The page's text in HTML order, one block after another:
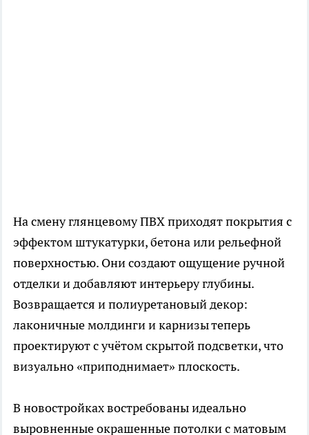
На смену глянцевому ПВХ приходят покрытия с
эффектом штукатурки, бетона или рельефной
поверхностью. Они создают ощущение ручной
отделки и добавляют интерьеру глубины.
Возвращается и полиуретановый декор:
лаконичные молдинги и карнизы теперь
проектируют с учётом скрытой подсветки, что
визуально «приподнимает» плоскость.
В новостройках востребованы идеально
выровненные окрашенные потолки с матовым